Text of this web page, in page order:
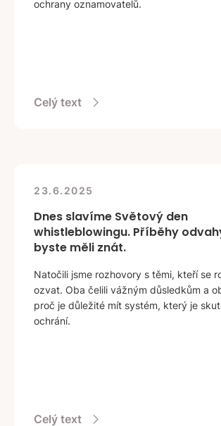
ochrany oznamovatelů.
Celý text
23.6.2025
Dnes slavíme Světový den
whistleblowingu. Příběhy
byste měli znát.
Natočili jsme rozhovory s těmi, kteří se
ozvat. Oba čelili vážným důsledkům a
proč je důležité mít systém, který je
ochrání.
Celý text